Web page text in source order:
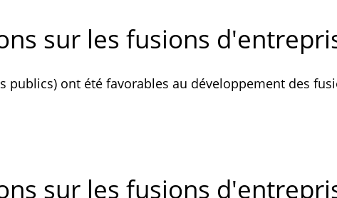
sur les fusions
publics) ont été favorables au développement des
sur les fusions